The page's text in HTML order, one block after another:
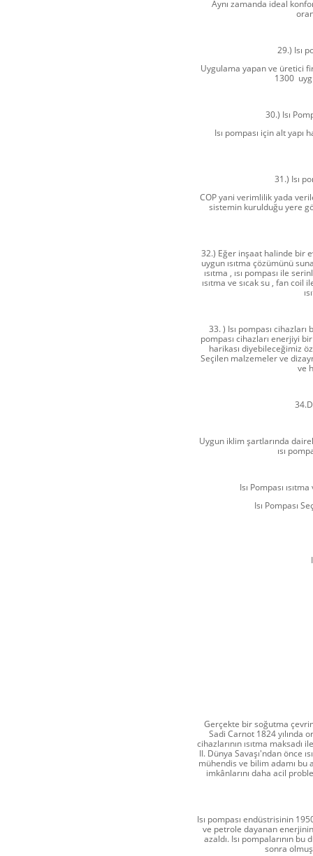
Aynı zamanda ideal
29.) Isı
Uygulama yapan ve üretici
1300
30.) Isı
Isı pompası için alt yapı
31.) Isı
COP yani verimlilik yada
sistemin kurulduğu yere
32.) Eğer inşaat halinde bir
uygun ısıtma çözümünü
ısıtma , ısı pompası ile
ısıtma ve sıcak su , fan coil
33. ) Isı pompası
pompası cihazları enerjiyi
harikası diyebileceğimiz
Seçilen malzemeler ve
ve
Uygun iklim şartlarında
ısı
Isı Pompası
Isı Pompası
Gerçekte bir soğutma
Sadi Carnot 1824 yılında
cihazlarının ısıtma
II. Dünya Savaşı'ndan önce
mühendis ve bilim adamı bu
imkânlarını daha acil
Isı pompası endüstrisinin
ve petrole dayanan enerjinin
azaldı. Isı pompalarının
sonra